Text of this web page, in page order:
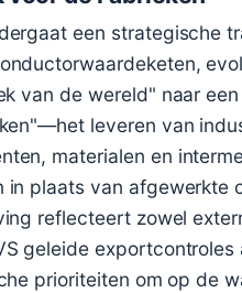
een strategische
van de wereld" naar
leveren van
materialen en
in plaats van afgewerkte
reflecteert zowel
geleide exportcontroles
prioriteiten om op de